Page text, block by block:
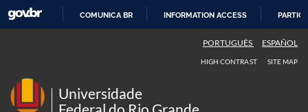
COMUNICA BR INFORMATION ACCESS
PORTUGUÊS ESPAÑOL
HIGH CONTRAST SITE MAP
Universidade